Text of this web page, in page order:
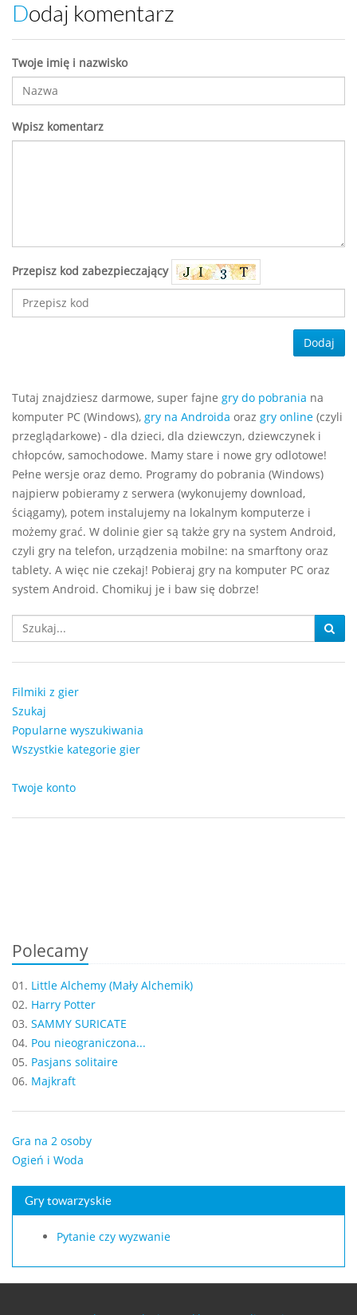
Dodaj komentarz
Twoje imię i nazwisko
Wpisz komentarz
Przepisz kod zabezpieczający
Dodaj
Tutaj znajdziesz darmowe, super fajne gry do pobrania na
komputer PC (Windows), gry na Androida oraz gry online (czyli
przeglądarkowe) - dla dzieci, dla dziewczyn, dziewczynek i
chłopców, samochodowe. Mamy stare i nowe gry odlotowe!
Pełne wersje oraz demo. Programy do pobrania (Windows)
najpierw pobieramy z serwera (wykonujemy download,
ściągamy), potem instalujemy na lokalnym komputerze i
możemy grać. W dolinie gier są także gry na system Android,
czyli gry na telefon, urządzenia mobilne: na smarftony oraz
tablety. A więc nie czekaj! Pobieraj gry na komputer PC oraz
system Android. Chomikuj je i baw się dobrze!
Filmiki z gier
Szukaj
Popularne wyszukiwania
Wszystkie kategorie gier
Twoje konto
Polecamy
01. Little Alchemy (Mały Alchemik)
02. Harry Potter
03. SAMMY SURICATE
04. Pou nieograniczona...
05. Pasjans solitaire
06. Majkraft
Gra na 2 osoby
Ogień i Woda
Gry towarzyskie
Pytanie czy wyzwanie